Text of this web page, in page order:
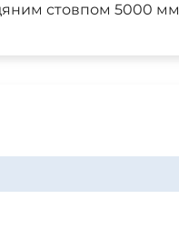
стовпом 5000 мм